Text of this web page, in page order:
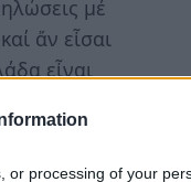
or processing of your
μέ
ἄν εἶσαι
εἶναι
Μᾶς